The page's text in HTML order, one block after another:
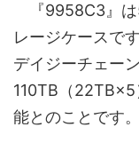
『9958C3』は
レージケースで
デイジーチェー
110TB（
能とのことです。